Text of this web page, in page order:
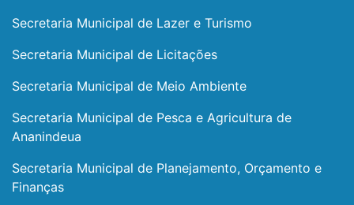
Secretaria Municipal de Lazer e Turismo
Secretaria Municipal de Licitações
Secretaria Municipal de Meio Ambiente
Secretaria Municipal de Pesca e Agricultura de
Ananindeua
Secretaria Municipal de Planejamento, Orçamento e
Finanças